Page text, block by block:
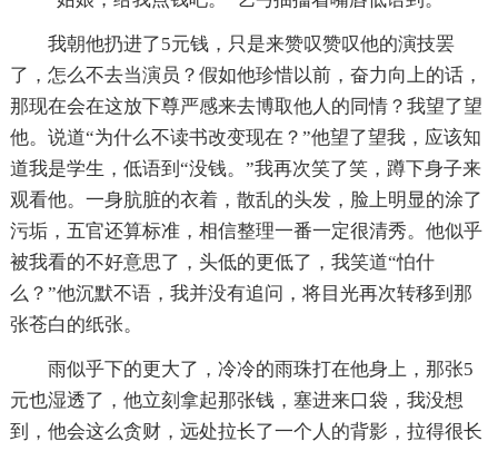
我朝他扔进了5元钱，只是来赞叹赞叹他的演技罢
了，怎么不去当演员？假如他珍惜以前，奋力向上的话，
那现在会在这放下尊严感来去博取他人的同情？我望了望
他。说道“为什么不读书改变现在？”他望了望我，应该知
道我是学生，低语到“没钱。”我再次笑了笑，蹲下身子来
观看他。一身肮脏的衣着，散乱的头发，脸上明显的涂了
污垢，五官还算标准，相信整理一番一定很清秀。他似乎
被我看的不好意思了，头低的更低了，我笑道“怕什
么？”他沉默不语，我并没有追问，将目光再次转移到那
张苍白的纸张。
雨似乎下的更大了，冷冷的雨珠打在他身上，那张5
元也湿透了，他立刻拿起那张钱，塞进来口袋，我没想
到，他会这么贪财，远处拉长了一个人的背影，拉得很长